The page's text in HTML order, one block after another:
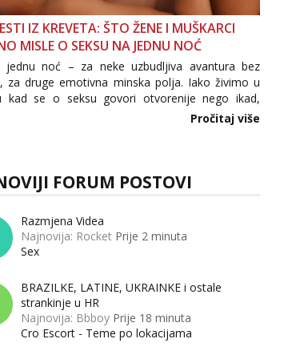
IZ KREVETA: ŠTO ŽENE I MUŠKARCI
MISLE O SEKSU NA JEDNU NOĆ
jednu noć – za neke uzbudljiva avantura bez
za druge emotivna minska polja. Iako živimo u
kad se o seksu govori otvorenije nego ikad,
noći strasti“ i dalje izaziva burne rasprave. Što
Pročitaj više
FORUM POSTOVI
Razmjena Videa
Najnovija: Rocket Prije 2 minuta
Sex
BRAZILKE, LATINE, UKRAINKE i ostale
strankinje u HR
Najnovija: Bbboy Prije 18 minuta
Cro Escort - Teme po lokacijama